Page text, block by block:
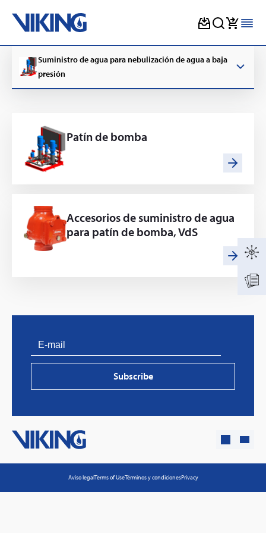
content
Suministro de agua para nebulización de agua a baja
presión
Patín de bomba
Accesorios de suministro de agua
para patín de bomba, VdS
Subscribe
Aviso legalTerms of UseTérminos y condicionesPrivacy
photovoltaic systems
Learn more